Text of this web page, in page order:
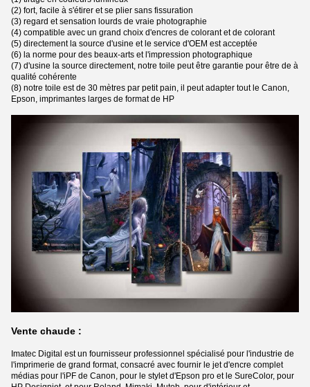
(2) fort, facile à s'étirer et se plier sans fissuration
(3) regard et sensation lourds de vraie photographie
(4) compatible avec un grand choix d'encres de colorant et de colorant
(5) directement la source d'usine et le service d'OEM est acceptée
(6) la norme pour des beaux-arts et l'impression photographique
(7) d'usine la source directement, notre toile peut être garantie pour être de à
qualité cohérente
(8) notre toile est de 30 mètres par petit pain, il peut adapter tout le Canon,
Epson, imprimantes larges de format de HP
Vente chaude :
Imatec Digital est un fournisseur professionnel spécialisé pour l'industrie de
l'imprimerie de grand format, consacré avec fournir le jet d'encre complet
médias pour l'iPF de Canon, pour le stylet d'Epson pro et le SureColor, pour